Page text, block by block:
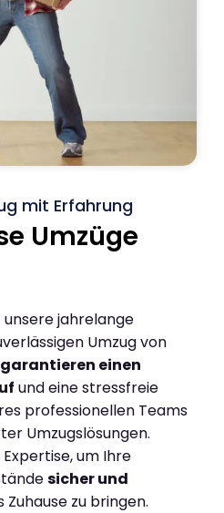
mit Erfahrung
Umzüge
unsere jahrelange
Umzug von
garantieren einen
und eine stressfreie
professionellen Teams
Umzugslösungen.
um Ihre
sicher und
Zuhause zu bringen.